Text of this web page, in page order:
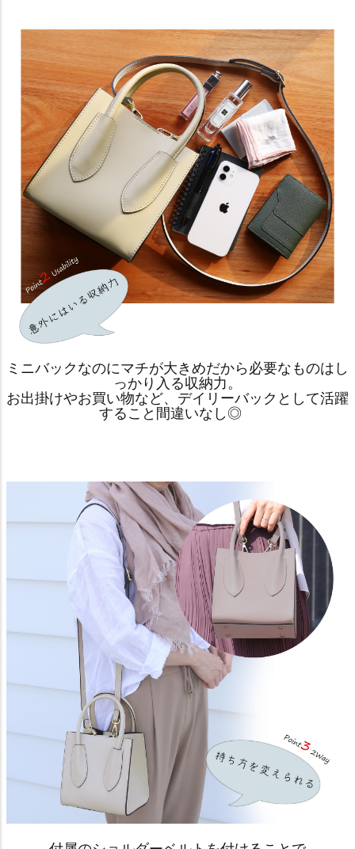
ミニバックなのにマチが大きめだから必要なものはし
っかり入る収納力。
お出掛けやお買い物など、デイリーバックとして活躍
すること間違いなし◎